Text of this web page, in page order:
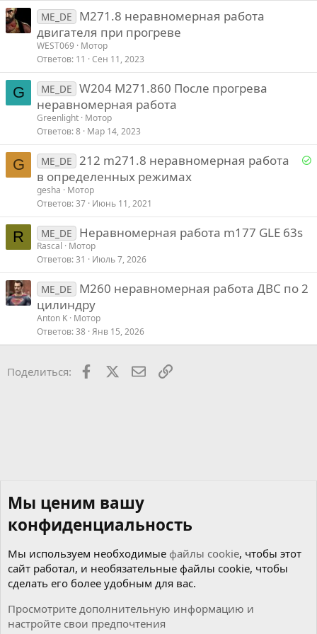
Verdana
ME_DE
M271.8 неравномерная работа
двигателя при прогреве
WEST069
Мотор
Ответов 11 Сен 11, 2023
G ME_DE W204 M271.860 После прогрева
неравномерная работа
Greenlight Мотор
Ответов 8 Мар 14, 2023
G
Р
н
ME_DE 212 m271.8 неравномерная работа
в определенных режимах
gesha
Мотор
Ответов 37 Июнь 11, 2021
R ME_DE Неравномерная работа m177 GLE 63s
Rascal
Мотор
Ответов 31 Июль 7, 2026
ME_DE
M260 неравномерная работа ДВС по 2
цилиндру
Anton K Мотор
Ответов 38 Янв 15, 2026
Поделиться: Facebook ПочтаСсылкой
Мы ценим вашу
конфиденциальность
Мы используем необходимые файлы cookie, чтобы этот
сайт работал, и необязательные файлы cookie, чтобы
сделать его более удобным для вас.
Просмотрите дополнительную информацию и
настройте свои предпочтения